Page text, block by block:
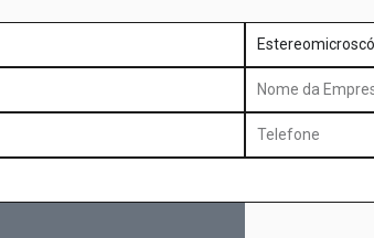
produto
Nome
da
Empresa
Telefone